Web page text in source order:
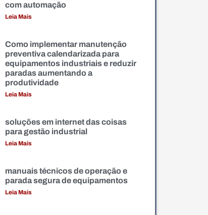
com automação
Leia Mais
Como implementar manutenção
preventiva calendarizada para
equipamentos industriais e reduzir
paradas aumentando a
produtividade
Leia Mais
soluções em internet das coisas
para gestão industrial
Leia Mais
manuais técnicos de operação e
parada segura de equipamentos
Leia Mais